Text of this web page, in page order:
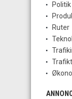
Politik
Ruter